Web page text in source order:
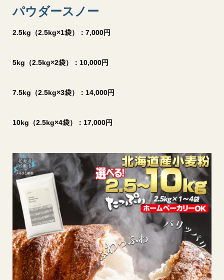
パウダースノー
2.5kg（2.5kg×1袋）：7,000円
5kg（2.5kg×2袋）：10,000円
7.5kg（2.5kg×3袋）：14,000円
10kg（2.5kg×4袋）：17,000円